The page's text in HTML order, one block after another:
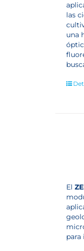
las
una
El
para